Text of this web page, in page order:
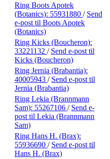
Ring Boots Apotek
(Botanics): 55931880 / Send
e-post til Boots Apotek
(Botanics)
Ring Kicks (Boucheron):
33221132 / Send e-post til
Kicks (Boucheron)
Ring Jernia (Brabantia):
40005943 / Send e-post til
Jernia (Brabantia)
Ring Lekia (Brannmann
Sam): 55267106 / Send e-
post til Lekia (Brannmann
Sam)
Ring Hans H. (Brax):
55936690 / Send e-post til
Hans H. (Brax)